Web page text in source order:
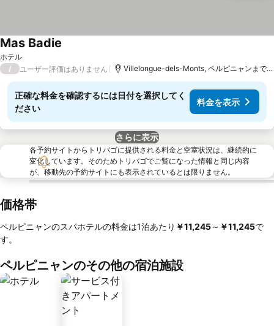
ホテル
Mas Badie
/ ユーザー評価はありません Villelongue-dels-Monts, ペルピニャンまで
正確な料金を確認するには日付を選択してく
ださい
料金を表示
さらに表示
各予約サイトからトリバゴに提供される料金と空室状況は、継続的に
変化しています。そのためトリバゴでご覧になった情報と同じ内容
が、移動先の予約サイトにも表示されているとは限りません。
価格帯
ペルピニャンのスパホテルの料金は1泊あたり ‎￥11,245～ ‎￥11,245で
す。
ペルピニャンのその他の宿泊施設